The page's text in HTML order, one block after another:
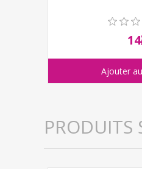
14
PRODUITS